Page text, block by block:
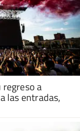
a
las entradas,